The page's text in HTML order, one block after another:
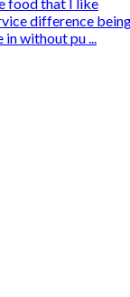
difference
without pu ...